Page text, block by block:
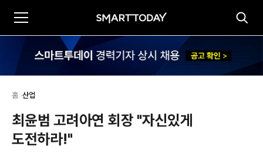
홈>산업
최윤범 고려아연 회장 "자신있게
도전하라!"